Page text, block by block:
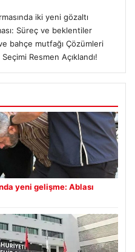
iki yeni gözaltı
Süreç ve beklentiler
bahçe mutfağı Çözümleri
Resmen Açıklandı!
yeni gelişme: Ablası